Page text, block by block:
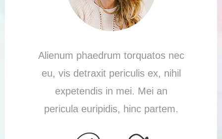
Alienum phaedrum torquatos nec
eu, vis detraxit periculis ex, nihil
expetendis in mei. Mei an
pericula euripidis, hinc partem.